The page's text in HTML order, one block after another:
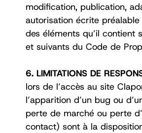
modification, publication,
autorisation écrite
des éléments qu’il
et suivants du Code de
6. LIMITATIONS DE
lors de l’accès au site
l’apparition d’un bug ou
perte de marché ou perte
contact) sont à la